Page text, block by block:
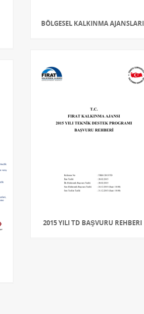
BÖLGESEL KALKINMA AJANSLARI
2015 YILI TD BAŞVURU REHBERI